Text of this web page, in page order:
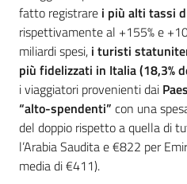
fatto registrare i più alti tassi
rispettivamente al +155% e
miliardi spesi, i turisti
più fidelizzati in Italia (18,3%
i viaggiatori provenienti dai
“alto-spendenti” con una
del doppio rispetto a quella di
l’Arabia Saudita e €822 per
media di €411).